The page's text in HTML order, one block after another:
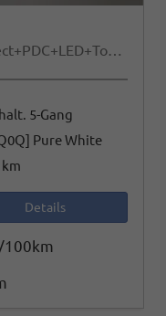
1.0 MPI Sitzheizung+AppConnect+PDC+LED+Touch+Lichtsensor+MultiLenkrad
5-Gang
Pure White
km
Details
100km